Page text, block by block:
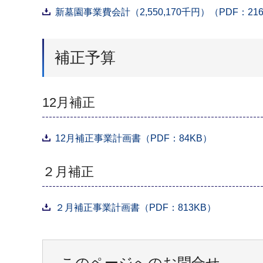
新墓園事業費会計（2,550,170千円）（PDF：
補正予算
12月補正
12月補正事業計画書（PDF：84KB）
２月補正
２月補正事業計画書（PDF：813KB）